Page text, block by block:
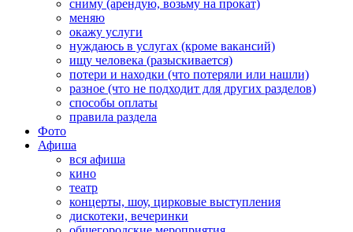
сниму (арендую, возьму на прокат)
меняю
окажу услуги
нуждаюсь в услугах (кроме вакансий)
ищу человека (разыскивается)
потери и находки (что потеряли или нашли)
разное (что не подходит для других разделов)
способы оплаты
правила раздела
Фото
Афиша
вся афиша
кино
театр
концерты, шоу, цирковые выступления
дискотеки, вечеринки